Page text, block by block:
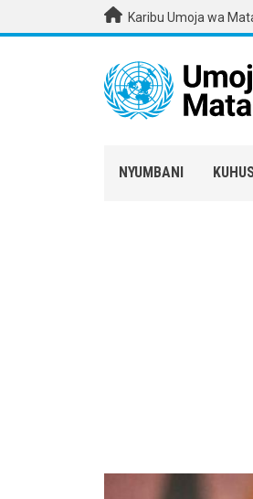
Skip to main contentKaribu Umoja wa
NYUMBANI